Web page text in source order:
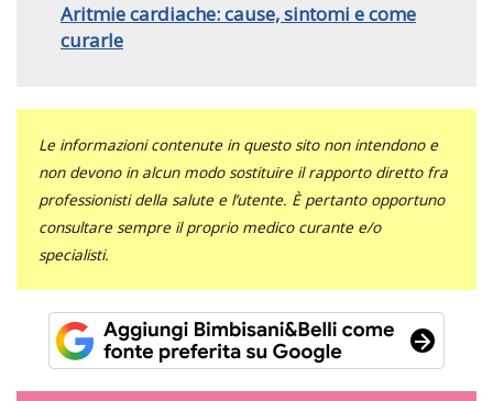
Aritmie cardiache: cause, sintomi e come
curarle
Le informazioni contenute in questo sito non intendono e
non devono in alcun modo sostituire il rapporto diretto fra
professionisti della salute e l’utente. È pertanto opportuno
consultare sempre il proprio medico curante e/o
specialisti.